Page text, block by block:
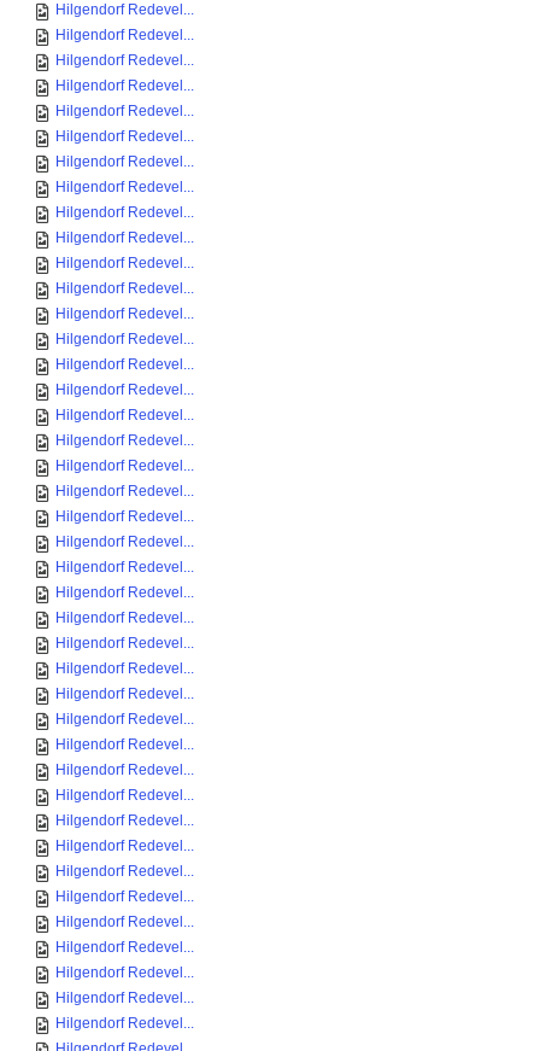
Hilgendorf Redevel...
Hilgendorf Redevel...
Hilgendorf Redevel...
Hilgendorf Redevel...
Hilgendorf Redevel...
Hilgendorf Redevel...
Hilgendorf Redevel...
Hilgendorf Redevel...
Hilgendorf Redevel...
Hilgendorf Redevel...
Hilgendorf Redevel...
Hilgendorf Redevel...
Hilgendorf Redevel...
Hilgendorf Redevel...
Hilgendorf Redevel...
Hilgendorf Redevel...
Hilgendorf Redevel...
Hilgendorf Redevel...
Hilgendorf Redevel...
Hilgendorf Redevel...
Hilgendorf Redevel...
Hilgendorf Redevel...
Hilgendorf Redevel...
Hilgendorf Redevel...
Hilgendorf Redevel...
Hilgendorf Redevel...
Hilgendorf Redevel...
Hilgendorf Redevel...
Hilgendorf Redevel...
Hilgendorf Redevel...
Hilgendorf Redevel...
Hilgendorf Redevel...
Hilgendorf Redevel...
Hilgendorf Redevel...
Hilgendorf Redevel...
Hilgendorf Redevel...
Hilgendorf Redevel...
Hilgendorf Redevel...
Hilgendorf Redevel...
Hilgendorf Redevel...
Hilgendorf Redevel...